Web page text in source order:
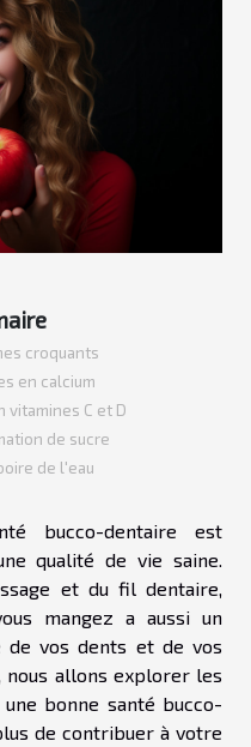
croquants
en calcium
vitamines C et D
de sucre
de l'eau
bucco-dentaire est
qualité de vie saine.
et du fil dentaire,
mangez a aussi un
de vos dents et de vos
nous allons explorer les
bonne santé bucco-
de contribuer à votre